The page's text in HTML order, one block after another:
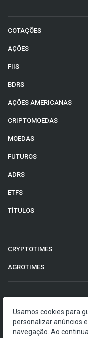
COTAÇÕES
AÇÕES
FIIS
BDRS
AÇÕES AMERICANAS
CRIPTOMOEDAS
MOEDAS
FUTUROS
ADRS
ETFS
TÍTULOS
CRYPTOTIMES
AGROTIMES
O Money Times
visam a
Usamos cookies para
personalizar anúncios
navegação. Ao